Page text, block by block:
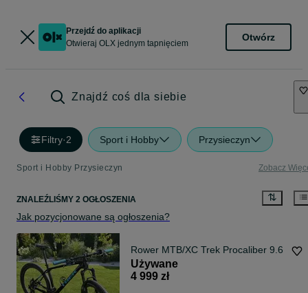
Przejdź do aplikacji
Otwieraj OLX jednym tapnięciem
Otwórz
Znajdź coś dla siebie
Filtry·2 Sport i Hobby Przysieczyn
Sport i Hobby Przysieczyn Zobacz
ZNALEŹLIŚMY 2 OGŁOSZENIA
Jak pozycjonowane są ogłoszenia?
Rower MTB/XC Trek Procaliber 9.6
Używane
4 999 zł